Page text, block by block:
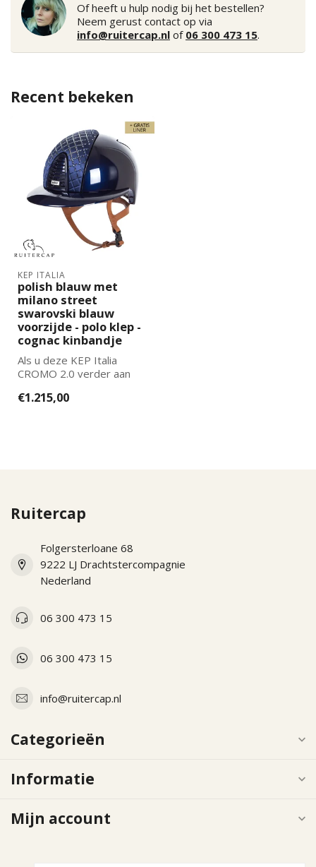
Of heeft u hulp nodig bij het bestellen?
Neem gerust contact op via
info@ruitercap.nl of 06 300 473 15.
Recent bekeken
KEP ITALIA
polish blauw met
milano street
swarovski blauw
voorzijde - polo klep -
cognac kinbandje
Als u deze KEP Italia
CROMO 2.0 verder aan
wensen kun...
€1.215,00
Ruitercap
Folgersterloane 68
9222 LJ Drachtstercompagnie
Nederland
06 300 473 15
06 300 473 15
info@ruitercap.nl
Categorieën
Informatie
Mijn account